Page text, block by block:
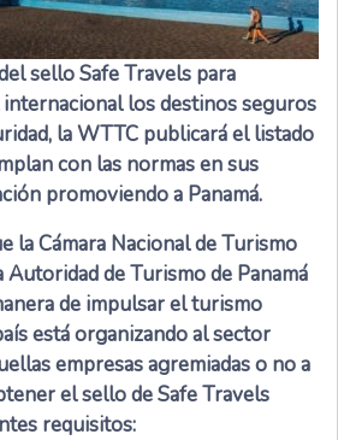
sello Safe Travels para
los destinos seguros
la WTTC publicará el listado
con las normas en sus
promoviendo a Panamá.
la Cámara Nacional de Turismo
Autoridad de Turismo de Panamá
de impulsar el turismo
está organizando al sector
empresas agremiadas o no a
el sello de Safe Travels
requisitos: